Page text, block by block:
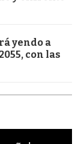
yendo a
con las